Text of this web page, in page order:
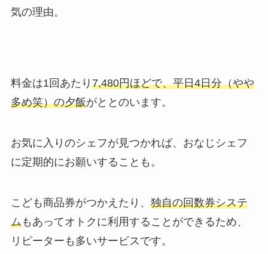
気の理由。
料金は1回あたり 7,480円ほどで、平日4日分（やや
多め笑）の夕飯がととのいます。
お気に入りのシェフが見つかれば、おなじシェフ
に定期的にお願いすることも。
こども商品券がつかえたり、 独自の回数券システ
ムもあってオトクに利用することができるため、
リピーターも多いサービスです。